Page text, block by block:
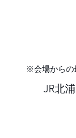
※会場からの
JR北